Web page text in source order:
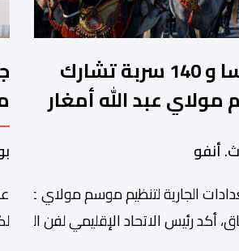
2140 فارسا و 140 سربة تشارك
عبد الله أمغار
أنفو
الجارية لتنظيم موسم مولاي عبد
أكد رئيس الاتحاد الإقليمي لفن